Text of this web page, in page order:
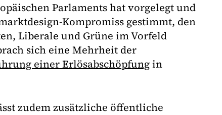
Parlaments hat vorgelegt und
Kompromiss gestimmt, den
Liberale und Grüne im Vorfeld
sich eine Mehrheit der
einer Erlösabschöpfungin
zudem zusätzliche öffentliche